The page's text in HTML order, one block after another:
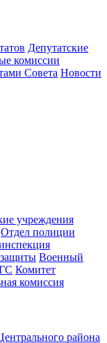
Депутатские
комиссии
Совета Новости
учреждения
Отдел полиции
Военный
Комитет
комиссия
района